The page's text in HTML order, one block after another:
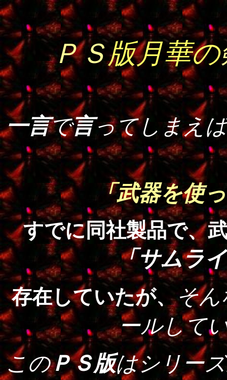
ＰＳ版月華の
一言で言ってしまえば
「武器を使
すでに同社製品で、
「サムラ
存在していたが、そん
ールして
このＰＳ版はシリーズ